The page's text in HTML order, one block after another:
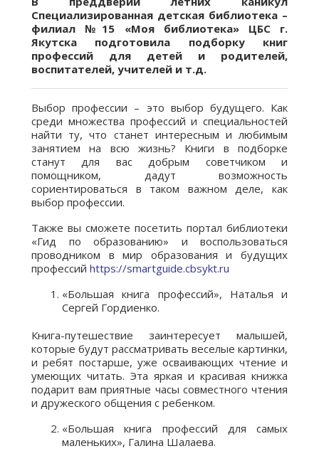
Специализированная детская библиотека –
филиал №15 «Моя библиотека» ЦБС г.
Якутска подготовила подборку книг
профессий для детей и родителей,
воспитателей, учителей и т.д.
Выбор профессии – это выбор будущего. Как
среди множества профессий и специальностей
найти ту, что станет интересным и любимым
занятием на всю жизнь? Книги в подборке
станут для вас добрым советчиком и
помощником, дадут возможность
сориентироваться в таком важном деле, как
выбор профессии.
Также вы сможете посетить портал библиотеки
«Гид по образованию» и воспользоваться
проводником в мир образования и будущих
профессий https://smartguide.cbsykt.ru
«Большая книга профессий», Наталья и
Сергей Гордиенко.
Книга-путешествие заинтересует малышей,
которые будут рассматривать веселые картинки,
и ребят постарше, уже осваивающих чтение и
умеющих читать. Эта яркая и красивая книжка
подарит вам приятные часы совместного чтения
и дружеского общения с ребенком.
«Большая книга профессий для самых
маленьких», Галина Шалаева.